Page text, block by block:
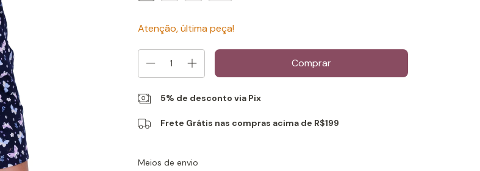
Atenção, última peça!
5% de desconto via Pix
Frete Grátis nas compras acima de R$199
Entregas para o CEP:
Meios de envio